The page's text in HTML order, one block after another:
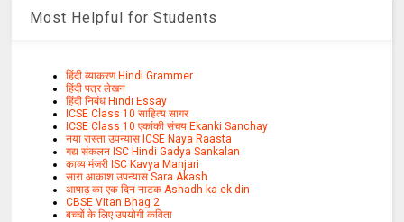
Most Helpful for Students
हिंदी व्याकरण Hindi Grammer
हिंदी पत्र लेखन
हिंदी निबंध Hindi Essay
ICSE Class 10 साहित्य सागर
ICSE Class 10 एकांकी संचय Ekanki Sanchay
नया रास्ता उपन्यास ICSE Naya Raasta
गद्य संकलन ISC Hindi Gadya Sankalan
काव्य मंजरी ISC Kavya Manjari
सारा आकाश उपन्यास Sara Akash
आषाढ़ का एक दिन नाटक Ashadh ka ek din
CBSE Vitan Bhag 2
बच्चों के लिए उपयोगी कविता